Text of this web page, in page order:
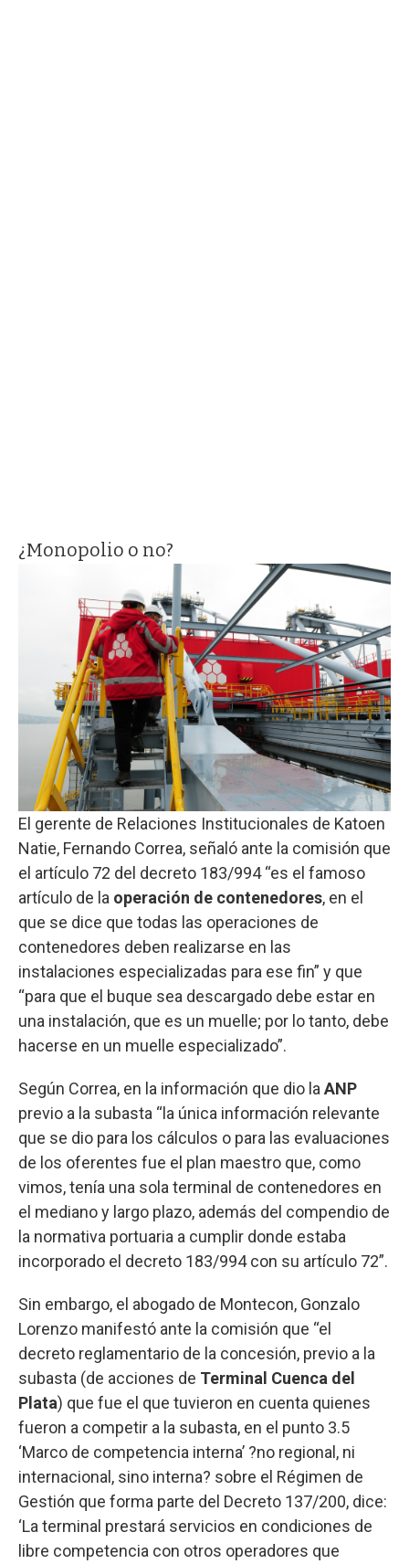
¿Monopolio o no?
El gerente de Relaciones Institucionales de Katoen
Natie, Fernando Correa, señaló ante la comisión que
el artículo 72 del decreto 183/994 “es el famoso
artículo de la operación de contenedores, en el
que se dice que todas las operaciones de
contenedores deben realizarse en las
instalaciones especializadas para ese fin” y que
“para que el buque sea descargado debe estar en
una instalación, que es un muelle; por lo tanto, debe
hacerse en un muelle especializado”.
Según Correa, en la información que dio la ANP
previo a la subasta “la única información relevante
que se dio para los cálculos o para las evaluaciones
de los oferentes fue el plan maestro que, como
vimos, tenía una sola terminal de contenedores en
el mediano y largo plazo, además del compendio de
la normativa portuaria a cumplir donde estaba
incorporado el decreto 183/994 con su artículo 72”.
Sin embargo, el abogado de Montecon, Gonzalo
Lorenzo manifestó ante la comisión que “el
decreto reglamentario de la concesión, previo a la
subasta (de acciones de Terminal Cuenca del
Plata) que fue el que tuvieron en cuenta quienes
fueron a competir a la subasta, en el punto 3.5
‘Marco de competencia interna’ ?no regional, ni
internacional, sino interna? sobre el Régimen de
Gestión que forma parte del Decreto 137/200, dice:
‘La terminal prestará servicios en condiciones de
libre competencia con otros operadores que